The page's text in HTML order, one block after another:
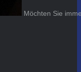
Möchten Sie